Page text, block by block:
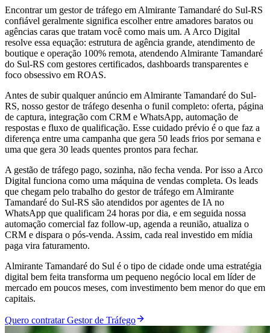
Encontrar um gestor de tráfego em Almirante Tamandaré do Sul-RS
confiável geralmente significa escolher entre amadores baratos ou
agências caras que tratam você como mais um. A Arco Digital
resolve essa equação: estrutura de agência grande, atendimento de
boutique e operação 100% remota, atendendo Almirante Tamandaré
do Sul-RS com gestores certificados, dashboards transparentes e
foco obsessivo em ROAS.
Antes de subir qualquer anúncio em Almirante Tamandaré do Sul-
RS, nosso gestor de tráfego desenha o funil completo: oferta, página
de captura, integração com CRM e WhatsApp, automação de
respostas e fluxo de qualificação. Esse cuidado prévio é o que faz a
diferença entre uma campanha que gera 50 leads frios por semana e
uma que gera 30 leads quentes prontos para fechar.
A gestão de tráfego pago, sozinha, não fecha venda. Por isso a Arco
Digital funciona como uma máquina de vendas completa. Os leads
que chegam pelo trabalho do gestor de tráfego em Almirante
Tamandaré do Sul-RS são atendidos por agentes de IA no
WhatsApp que qualificam 24 horas por dia, e em seguida nossa
automação comercial faz follow-up, agenda a reunião, atualiza o
CRM e dispara o pós-venda. Assim, cada real investido em mídia
paga vira faturamento.
Almirante Tamandaré do Sul é o tipo de cidade onde uma estratégia
digital bem feita transforma um pequeno negócio local em líder de
mercado em poucos meses, com investimento bem menor do que em
capitais.
Quero contratar Gestor de Tráfego